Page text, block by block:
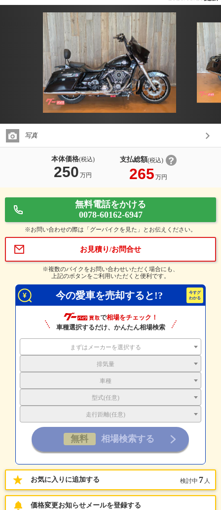
写真
本体価格(税込)
250 万円
支払総額(税込)
265 万円
無料電話をかける
0078-60162-6947
※お問い合わせの際は「グーバイクを見た」とお伝えください。
お見積り/お問合せ
※複数のバイクをお問い合わせいただく場合にも、
上記のボタンをご利用いただくと便利です。
今の愛車を売却すると!?
で相場をチェック！
車種選択するだけ、かんたん相場検索
まずはメーカーを選択する
排気量
車種
型式(任意)
走行距離(任意)
お気に入りに追加する 検討中 7 人
価格変更お知らせメールを登録する